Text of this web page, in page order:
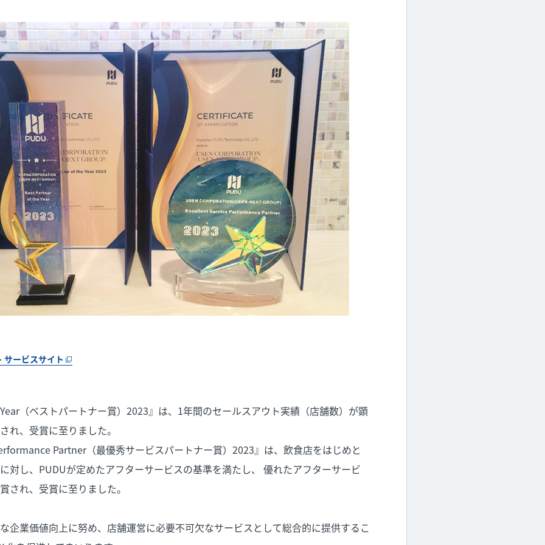
サービスサイト
（ベストパートナー賞）2023』は、1年間のセールスアウト実績（店舗数）が顕
れ、受賞に至りました。
Partner（最優秀サービスパートナー賞）2023』は、飲食店をはじめと
対し、PUDUが定めたアフターサービスの基準を満たし、 優れたアフターサービ
され、受賞に至りました。
企業価値向上に努め、店舗運営に必要不可欠なサービスとして総合的に提供するこ